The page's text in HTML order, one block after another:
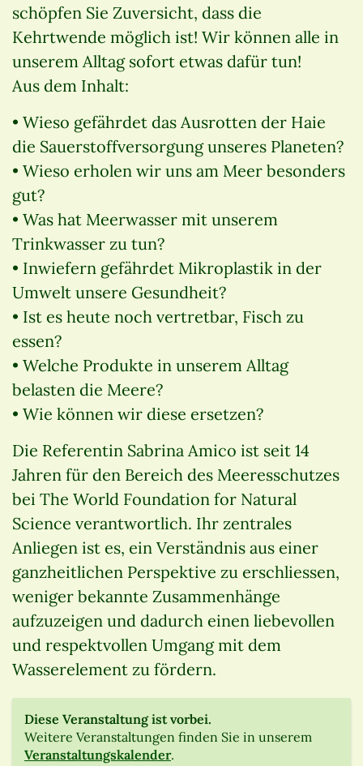
schöpfen Sie Zuversicht, dass die
Kehrtwende möglich ist! Wir können alle in
unserem Alltag sofort etwas dafür tun!
Aus dem Inhalt:
• Wieso gefährdet das Ausrotten der Haie
die Sauerstoffversorgung unseres Planeten?
• Wieso erholen wir uns am Meer besonders
gut?
• Was hat Meerwasser mit unserem
Trinkwasser zu tun?
• Inwiefern gefährdet Mikroplastik in der
Umwelt unsere Gesundheit?
• Ist es heute noch vertretbar, Fisch zu
essen?
• Welche Produkte in unserem Alltag
belasten die Meere?
• Wie können wir diese ersetzen?
Die Referentin Sabrina Amico ist seit 14
Jahren für den Bereich des Meeresschutzes
bei The World Foundation for Natural
Science verantwortlich. Ihr zentrales
Anliegen ist es, ein Verständnis aus einer
ganzheitlichen Perspektive zu erschliessen,
weniger bekannte Zusammenhänge
aufzuzeigen und dadurch einen liebevollen
und respektvollen Umgang mit dem
Wasserelement zu fördern.
Diese Veranstaltung ist vorbei.
Weitere Veranstaltungen finden Sie in unserem
Veranstaltungskalender.